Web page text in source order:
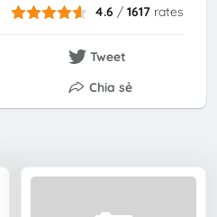
4.6 /1617 rates
Tweet
Chia sẻ